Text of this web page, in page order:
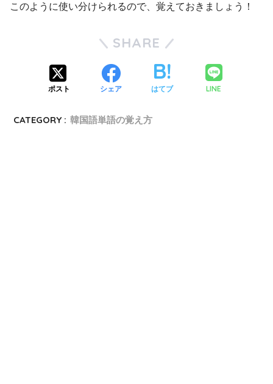
このように使い分けられるので、覚えておきましょう！
SHARE
ポスト シェア はてブ LINE
CATEGORY : 韓国語単語の覚え方